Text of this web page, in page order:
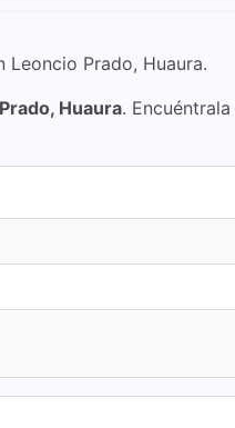
Prado, Huaura.
Huaura.